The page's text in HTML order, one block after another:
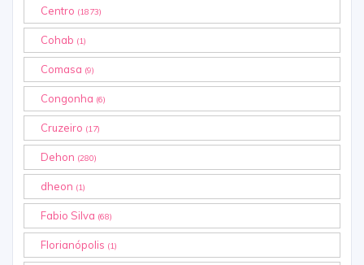
Centro (1873)
Cohab (1)
Comasa (9)
Congonha (6)
Cruzeiro (17)
Dehon (280)
dheon (1)
Fabio Silva (68)
Florianópolis (1)